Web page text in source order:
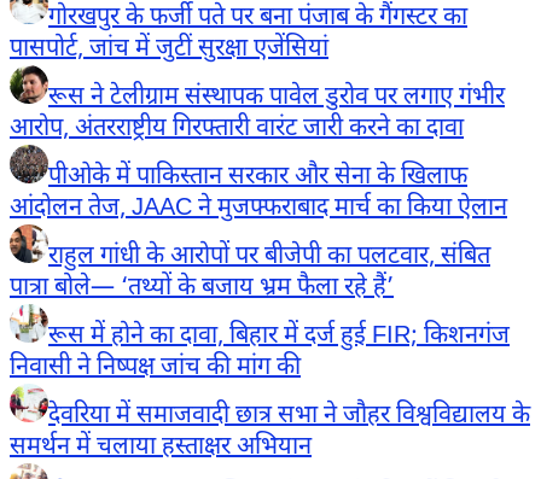
गोरखपुर के फर्जी पते पर बना पंजाब के गैंगस्टर का
पासपोर्ट, जांच में जुटीं सुरक्षा एजेंसियां
रूस ने टेलीग्राम संस्थापक पावेल डुरोव पर लगाए गंभीर
आरोप, अंतरराष्ट्रीय गिरफ्तारी वारंट जारी करने का दावा
पीओके में पाकिस्तान सरकार और सेना के खिलाफ
आंदोलन तेज, JAAC ने मुजफ्फराबाद मार्च का किया ऐलान
राहुल गांधी के आरोपों पर बीजेपी का पलटवार, संबित
पात्रा बोले— ‘तथ्यों के बजाय भ्रम फैला रहे हैं’
रूस में होने का दावा, बिहार में दर्ज हुई FIR; किशनगंज
निवासी ने निष्पक्ष जांच की मांग की
देवरिया में समाजवादी छात्र सभा ने जौहर विश्वविद्यालय के
समर्थन में चलाया हस्ताक्षर अभियान